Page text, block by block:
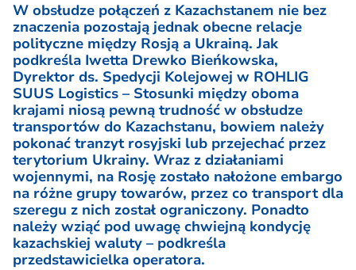
W obsłudze połączeń z Kazachstanem nie bez
znaczenia pozostają jednak obecne relacje
polityczne między Rosją a Ukrainą. Jak
podkreśla Iwetta Drewko Bieńkowska,
Dyrektor ds. Spedycji Kolejowej w ROHLIG
SUUS Logistics – Stosunki między oboma
krajami niosą pewną trudność w obsłudze
transportów do Kazachstanu, bowiem należy
pokonać tranzyt rosyjski lub przejechać przez
terytorium Ukrainy. Wraz z działaniami
wojennymi, na Rosję zostało nałożone embargo
na różne grupy towarów, przez co transport dla
szeregu z nich został ograniczony. Ponadto
należy wziąć pod uwagę chwiejną kondycję
kazachskiej waluty – podkreśla
przedstawicielka operatora.